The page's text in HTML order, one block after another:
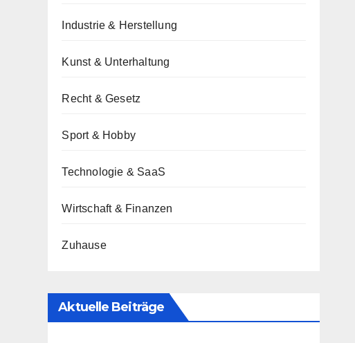
Industrie & Herstellung
Kunst & Unterhaltung
Recht & Gesetz
Sport & Hobby
Technologie & SaaS
Wirtschaft & Finanzen
Zuhause
Aktuelle Beiträge